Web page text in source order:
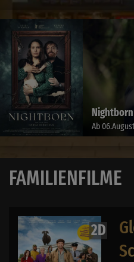
Nightborn
Ab 06.August
FAMILIENFILME
2D